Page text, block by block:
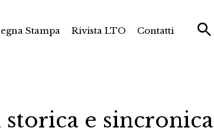
Stampa Rivista LTO Contatti
storica e sincronica